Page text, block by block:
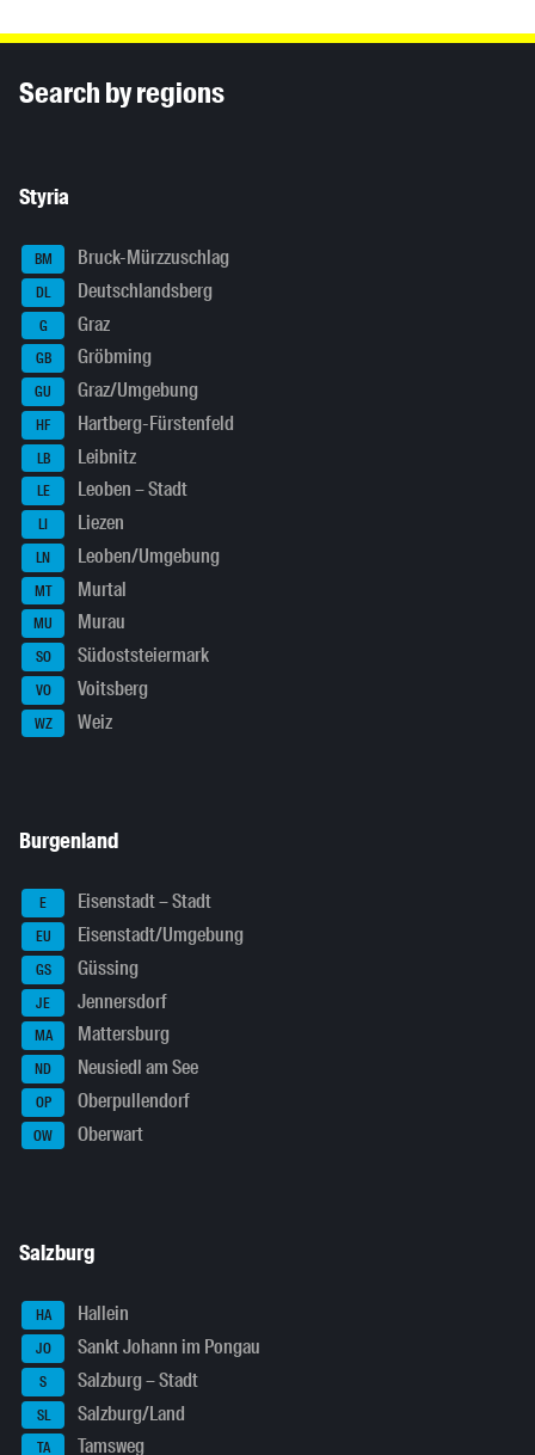
Search by regions
Styria
BM Bruck-Mürzzuschlag
DL Deutschlandsberg
G Graz
GB Gröbming
GU Graz/Umgebung
HF Hartberg-Fürstenfeld
LB Leibnitz
LE Leoben – Stadt
LI Liezen
LN Leoben/Umgebung
MT Murtal
MU Murau
SO Südoststeiermark
VO Voitsberg
WZ Weiz
Burgenland
E Eisenstadt – Stadt
EU Eisenstadt/Umgebung
GS Güssing
JE Jennersdorf
MA Mattersburg
ND Neusiedl am See
OP Oberpullendorf
OW Oberwart
Salzburg
HA Hallein
JO Sankt Johann im Pongau
S Salzburg – Stadt
SL Salzburg/Land
TA Tamsweg